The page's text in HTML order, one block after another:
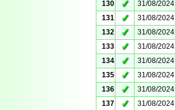
130 ✓ 31/08/2024
131
✓ 31/08/2024
132
✓ 31/08/2024
133
✓ 31/08/2024
134
✓ 31/08/2024
135
✓ 31/08/2024
136
✓ 31/08/2024
137
✓ 31/08/2024